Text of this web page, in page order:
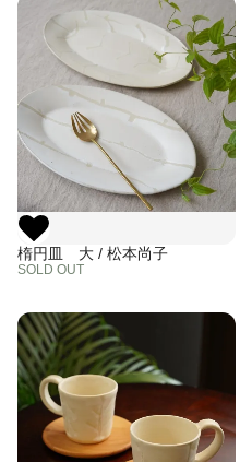
楕円皿 大 / 松本尚子
SOLD OUT